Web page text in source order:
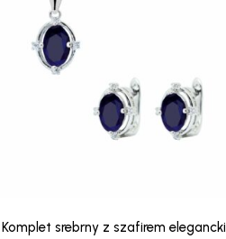
Komplet srebrny z szafirem